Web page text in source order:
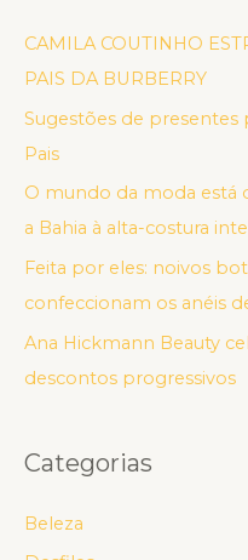
CAMILA COUTINHO
PAIS DA BURBERRY
Sugestões de presentes
Pais
O mundo da moda está
a Bahia à alta-costura
Feita por eles: noivos
confeccionam os anéis
Ana Hickmann Beauty
descontos progressivos
Categorias
Beleza